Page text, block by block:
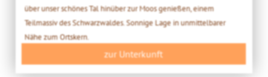
über unser schönes Tal hinüber zur Moos genießen, einem
Teilmassiv des Schwarzwaldes. Sonnige Lage in unmittelbarer
Nähe zum Ortskern.
zur Unterkunft